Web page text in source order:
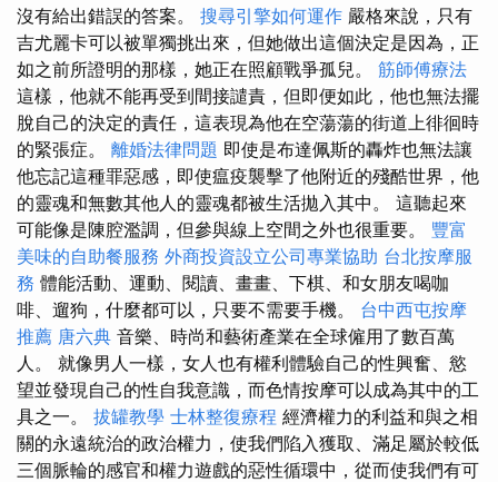
沒有給出錯誤的答案。 搜尋引擎如何運作 嚴格來說，只有
吉尤麗卡可以被單獨挑出來，但她做出這個決定是因為，正
如之前所證明的那樣，她正在照顧戰爭孤兒。 筋師傅療法
這樣，他就不能再受到間接譴責，但即便如此，他也無法擺
脫自己的決定的責任，這表現為他在空蕩蕩的街道上徘徊時
的緊張症。 離婚法律問題 即使是布達佩斯的轟炸也無法讓
他忘記這種罪惡感，即使瘟疫襲擊了他附近的殘酷世界，他
的靈魂和無數其他人的靈魂都被生活拋入其中。 這聽起來
可能像是陳腔濫調，但參與線上空間之外也很重要。 豐富
美味的自助餐服務 外商投資設立公司專業協助 台北按摩服
務 體能活動、運動、閱讀、畫畫、下棋、和女朋友喝咖
啡、遛狗，什麼都可以，只要不需要手機。 台中西屯按摩
推薦 唐六典 音樂、時尚和藝術產業在全球僱用了數百萬
人。 就像男人一樣，女人也有權利體驗自己的性興奮、慾
望並發現自己的性自我意識，而色情按摩可以成為其中的工
具之一。 拔罐教學 士林整復療程 經濟權力的利益和與之相
關的永遠統治的政治權力，使我們陷入獲取、滿足屬於較低
三個脈輪的感官和權力遊戲的惡性循環中，從而使我們有可